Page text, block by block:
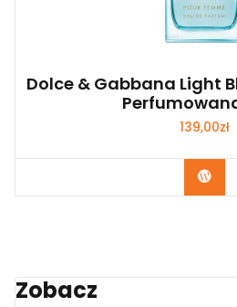
Dolce & Gabbana Light
139,00zł
Zobacz